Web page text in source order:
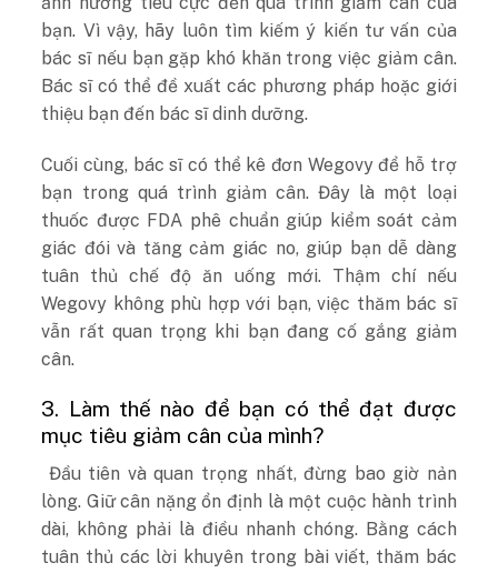
bạn. Vì vậy, hãy luôn tìm kiếm ý kiến ​​tư vấn của
bác sĩ nếu bạn gặp khó khăn trong việc giảm cân.
Bác sĩ có thể đề xuất các phương pháp hoặc giới
thiệu bạn đến bác sĩ dinh dưỡng.
Cuối cùng, bác sĩ có thể kê đơn Wegovy để hỗ trợ
bạn trong quá trình giảm cân. Đây là một loại
thuốc được FDA phê chuẩn giúp kiểm soát cảm
giác đói và tăng cảm giác no, giúp bạn dễ dàng
tuân thủ chế độ ăn uống mới. Thậm chí nếu
Wegovy không phù hợp với bạn, việc thăm bác sĩ
vẫn rất quan trọng khi bạn đang cố gắng giảm
cân.
3. Làm thế nào để bạn có thể đạt được
mục tiêu giảm cân của mình?
Đầu tiên và quan trọng nhất, đừng bao giờ nản
lòng. Giữ cân nặng ổn định là một cuộc hành trình
dài, không phải là điều nhanh chóng. Bằng cách
tuân thủ các lời khuyên trong bài viết, thăm bác